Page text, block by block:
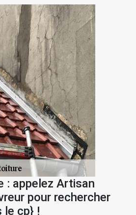
: appelez Artisan
pour rechercher
le cp} !